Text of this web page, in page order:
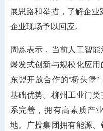
展思路和举措，了解企
企业现场予以回应。
周炼表示，当前人工智
爆发式创新与规模化应
东盟开放合作的“桥头堡
基础优势。柳州工业门
系完善，拥有高素质产
地。广投集团拥有能源